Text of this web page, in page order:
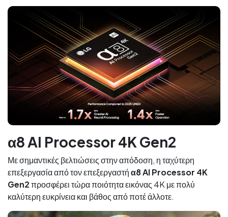
α8 AI Processor 4K Gen2
Με σημαντικές βελτιώσεις στην απόδοση, η ταχύτερη
επεξεργασία από τον επεξεργαστήα8 AI Processor 4K
Gen2προσφέρει τώρα ποιότητα εικόνας 4K με πολύ
καλύτερη ευκρίνεια και βάθος από ποτέ άλλοτε.